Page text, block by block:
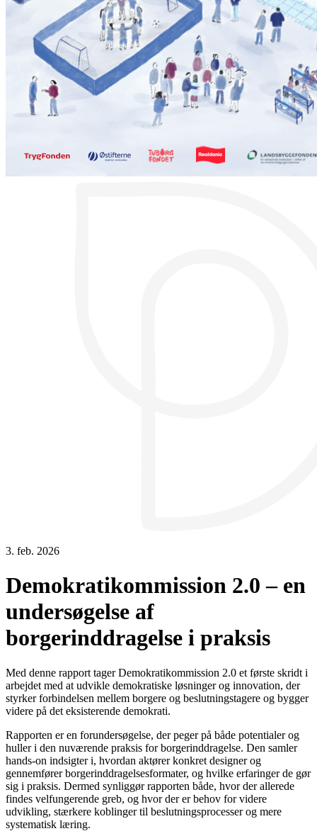
3. feb. 2026
Demokratikommission 2.0 – en
undersøgelse af
borgerinddragelse i praksis
Med denne rapport tager Demokratikommission 2.0 et første skridt i
arbejdet med at udvikle demokratiske løsninger og innovation, der
styrker forbindelsen mellem borgere og beslutningstagere og bygger
videre på det eksisterende demokrati.
Rapporten er en forundersøgelse, der peger på både potentialer og
huller i den nuværende praksis for borgerinddragelse. Den samler
hands-on indsigter i, hvordan aktører konkret designer og
gennemfører borgerinddragelsesformater, og hvilke erfaringer de gør
sig i praksis. Dermed synliggør rapporten både, hvor der allerede
findes velfungerende greb, og hvor der er behov for videre
udvikling, stærkere koblinger til beslutningsprocesser og mere
systematisk læring.